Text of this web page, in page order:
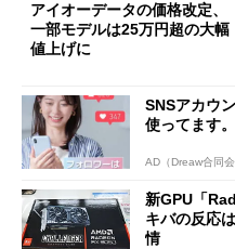
アイオーデータの価格改定、
一部モデルは25万円超の大幅
値上げに
SNSアカウ
使ってます。
AD（Dreaw合同会
新GPU「
キバの反応
情